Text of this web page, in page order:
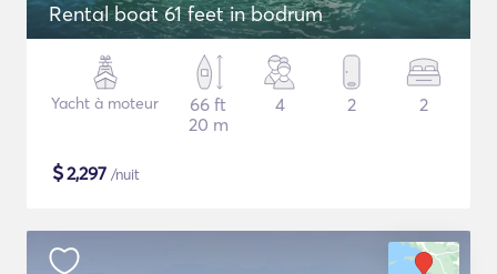
Rental boat 61 feet in bodrum
Yacht à moteur
66 ft
20 m
4 2 2
$2,297 /nuit